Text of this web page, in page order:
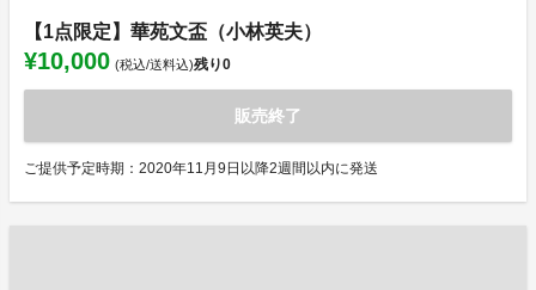
【1点限定】華苑文盃（小林英夫）
¥10,000 (税込/送料込)残り0
販売終了
ご提供予定時期：2020年11月9日以降2週間以内に発送